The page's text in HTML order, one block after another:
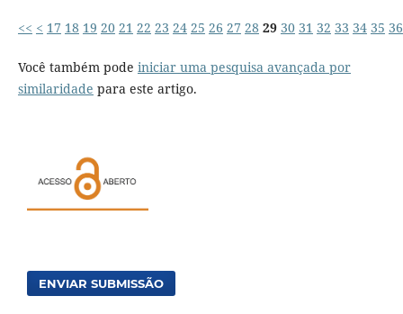
<< < 17 18 19 20 21 22 23 24 25 26 27 28 29 30 31 32 33 34 35 36
Você também pode iniciar uma pesquisa avançada por
similaridade para este artigo.
ENVIAR SUBMISSÃO